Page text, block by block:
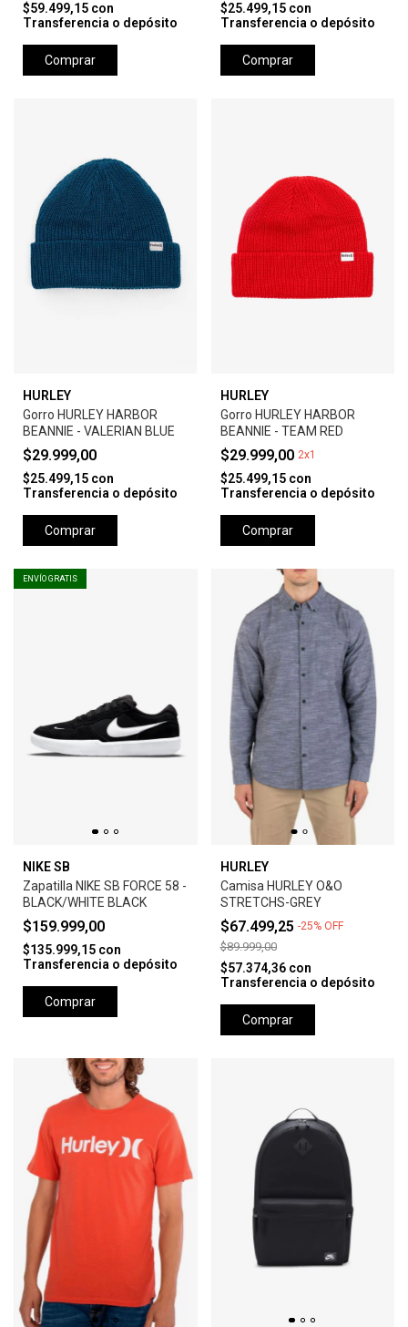
$59.499,15 con
Transferencia o depósito
Comprar
$25.499,15 con
Transferencia o depósito
Comprar
HURLEY
Gorro HURLEY HARBOR
BEANNIE - VALERIAN BLUE
$29.999,00
$25.499,15 con
Transferencia o depósito
Comprar
HURLEY
Gorro HURLEY HARBOR
BEANNIE - TEAM RED
$29.999,00 2x1
$25.499,15 con
Transferencia o depósito
Comprar
ENVÍO GRATIS
NIKE SB
Zapatilla NIKE SB FORCE 58 -
BLACK/WHITE BLACK
$159.999,00
$135.999,15 con
Transferencia o depósito
Comprar
HURLEY
Camisa HURLEY O&O
STRETCHS-GREY
$67.499,25 -25% OFF
$89.999,00
$57.374,36 con
Transferencia o depósito
Comprar